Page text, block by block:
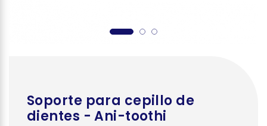
Soporte para cepillo de
dientes - Ani-toothi